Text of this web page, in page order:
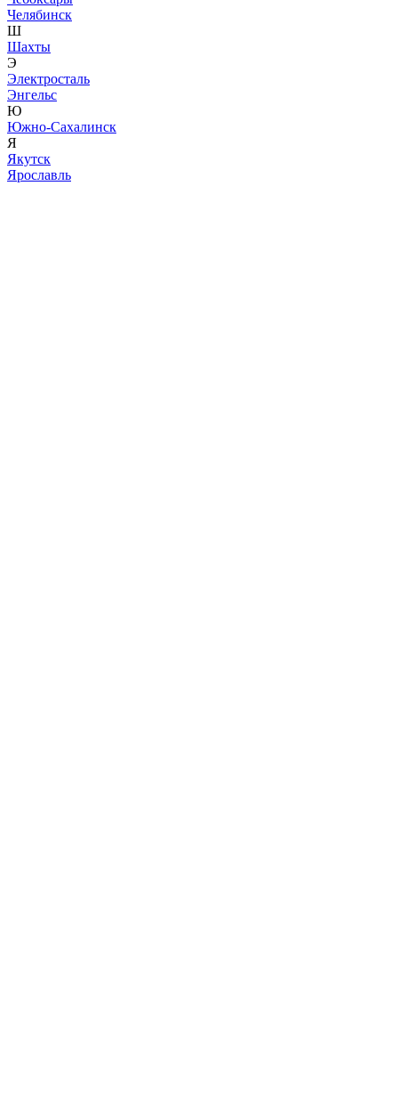
Челябинск
Ш
Шахты
Э
Электросталь
Энгельс
Ю
Южно-Сахалинск
Я
Якутск
Ярославль